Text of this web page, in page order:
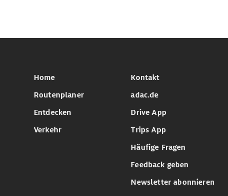
Home
Routenplaner
Entdecken
Verkehr
Kontakt
adac.de
Drive App
Trips App
Häufige Fragen
Feedback geben
Newsletter abonnieren